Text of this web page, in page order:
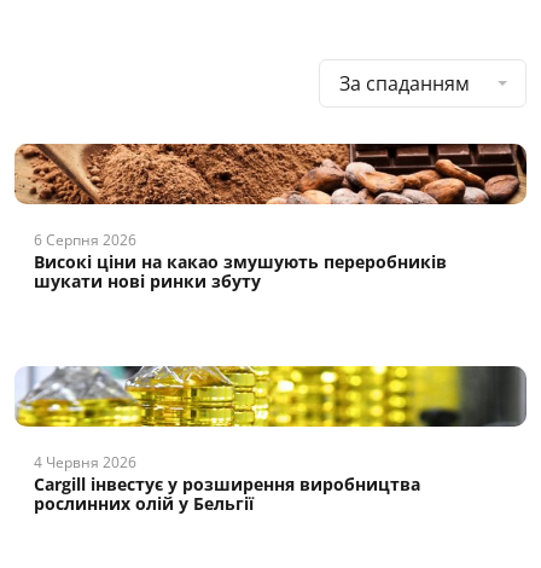
За спаданням
6 Серпня 2026
Високі ціни на какао змушують переробників
шукати нові ринки збуту
4 Червня 2026
Cargill інвестує у розширення виробництва
рослинних олій у Бельгії